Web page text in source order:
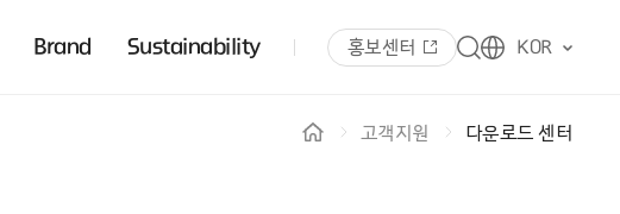
Brand Sustainability 홍보센터 KOR
고객지원 다운로드 센터